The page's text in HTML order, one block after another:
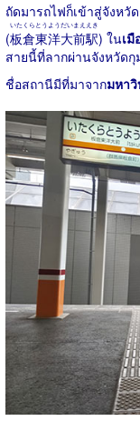
ถัดมารถไฟก็เข้าสู่จังหวั
(板倉東洋大前駅
いたくらとうようだいまええき
) ในเมื
สายนี้ที่ลากผ่านจังหวัด
ชื่อสถานีมีที่มาจากมหา